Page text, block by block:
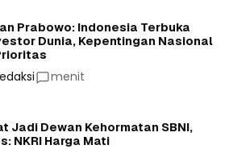
Prabowo: Indonesia Terbuka
Dunia, Kepentingan Nasional
menit
Jadi Dewan Kehormatan SBNI,
NKRI Harga Mati